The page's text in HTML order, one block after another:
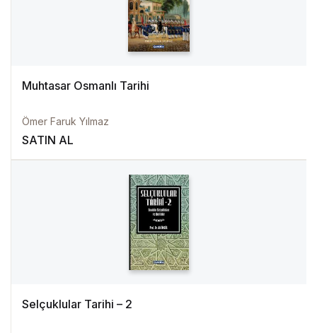
Muhtasar Osmanlı Tarihi
Ömer Faruk Yılmaz
SATIN AL
Selçuklular Tarihi – 2